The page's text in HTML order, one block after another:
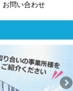
お問い合わせ